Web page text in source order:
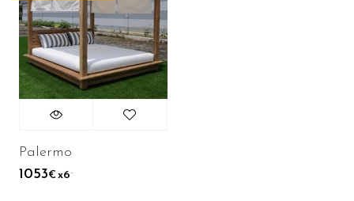
Palermo
1053€x6.